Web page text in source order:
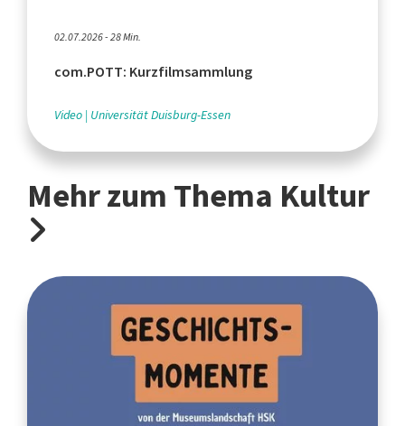
02.07.2026 - 28 Min.
com.POTT: Kurzfilmsammlung
Video Universität Duisburg-Essen
Mehr zum Thema Kultur